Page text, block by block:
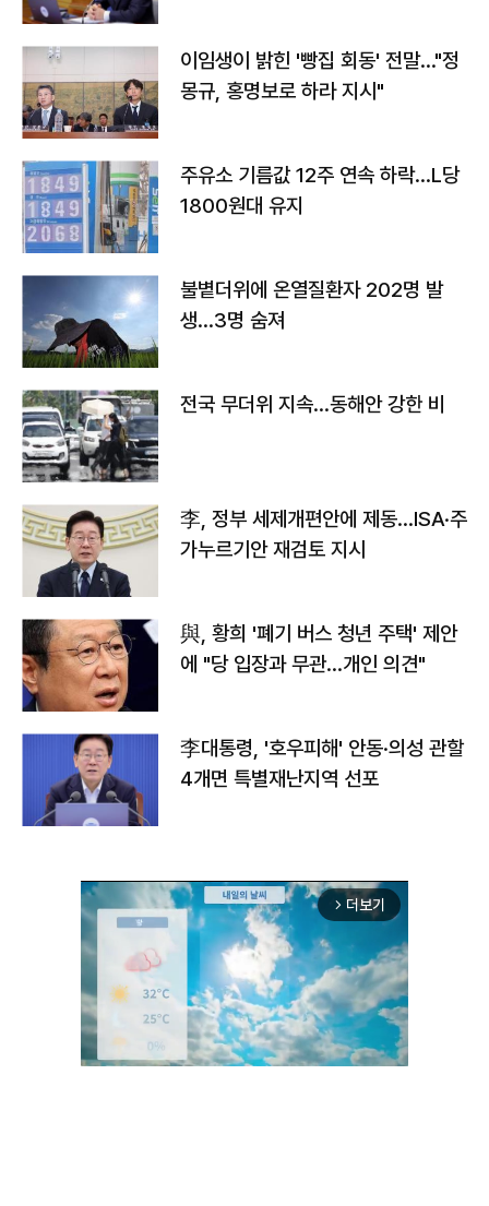
이임생이 밝힌 '빵집 회동' 전말…"정
몽규, 홍명보로 하라 지시"
주유소 기름값 12주 연속 하락…L당
1800원대 유지
불볕더위에 온열질환자 202명 발
생…3명 숨져
전국 무더위 지속…동해안 강한 비
李, 정부 세제개편안에 제동…ISA·주
가누르기안 재검토 지시
與, 황희 '폐기 버스 청년 주택' 제안
에 "당 입장과 무관…개인 의견"
李대통령, '호우피해' 안동·의성 관할
4개면 특별재난지역 선포
arrow_forward_ios 더보기